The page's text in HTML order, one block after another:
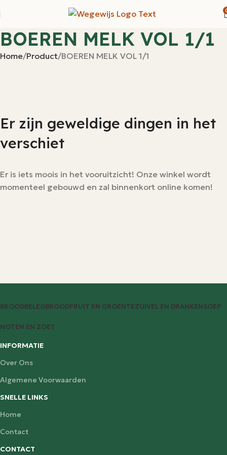
BOEREN MELK VOL 1/1
Home Product BOEREN MELK VOL 1/1
Er zijn geweldige dingen in het
verschiet
Er is iets moois in het vooruitzicht! Onze winkel wordt
momenteel gebouwd en zal binnenkort online komen!
BROODBELEGBROODFRUIT EN GROENTEZUIVEL EN DRANKENSOEP
NOTEN EN ZOET
INFORMATIE
Over Ons
Algemene Voorwaarden
SNELLE LINKS
Home
Contact
CONTACT